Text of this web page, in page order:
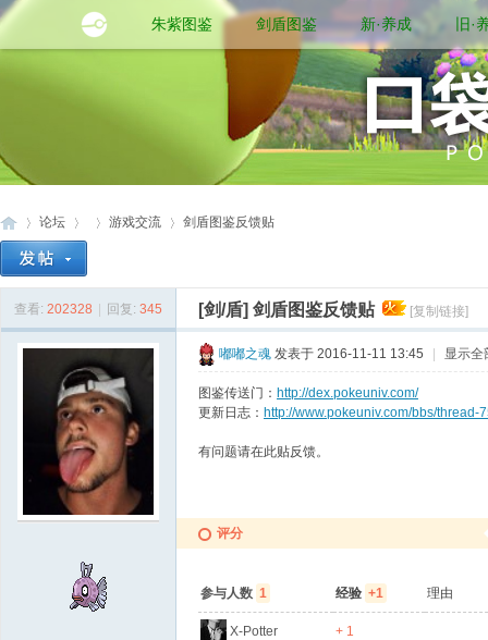
朱紫图鉴 剑盾图鉴 新·养成 旧·
»
论坛
› ›
游戏交流 剑盾图鉴反馈贴
查看: 202328 回复: 345 [剑/盾] 剑盾图鉴反馈贴 [复制链接]
嘟嘟之魂 发表于 2016-11-11 13:45 | 显示全
图鉴传送门： http://dex.pokeuniv.com/
更新日志： http://www.pokeuniv.com/bbs/thread-
有问题请在此贴反馈。
评分
参与人数 1 经验 +1 理由
X-Potter + 1